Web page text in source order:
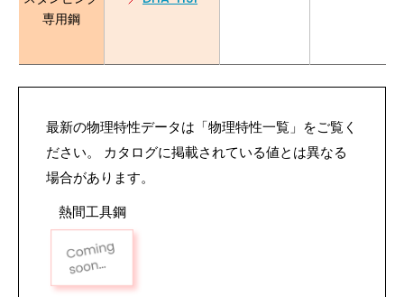
専用鋼
最新の物理特性データは「物理特性一覧」をご覧く
ださい。 カタログに掲載されている値とは異なる
場合があります。
熱間工具鋼